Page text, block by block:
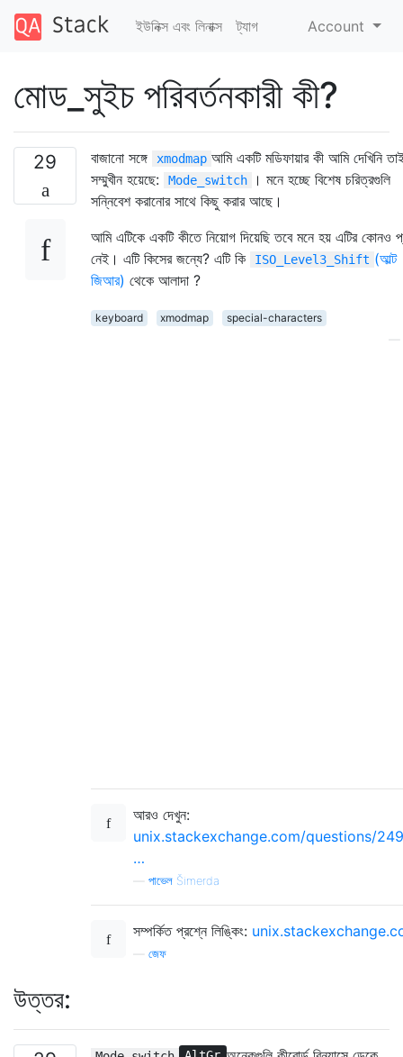
ইউনিক্স এবং লিনাক্স ট্যাগ Account
মোড_সুইচ পরিবর্তনকারী কী?
29 বাজানো সঙ্গে xmodmap আমি একটি মডিফায়ার কী আমি দেখিনি
সম্মুখীন হয়েছে:
Mode_switch
। মনে হচ্ছে বিশেষ চরিত্রগুলি
সন্নিবেশ করানোর সাথে কিছু করার আছে।
আমি এটিকে একটি কীতে নিয়োগ দিয়েছি তবে মনে হয় এটির কোনও
নেই। এটি কিসের জন্যে? এটি কি
ISO_Level3_Shift (আল্ট
জিআর) থেকে আলাদা ?
keyboard xmodmap
special-characters
আরও দেখুন:
unix.stackexchange.com/questions/
…
পাভেল Šimerda
সম্পর্কিত প্রশ্নে লিঙ্কিং:
জেফ
উত্তর: